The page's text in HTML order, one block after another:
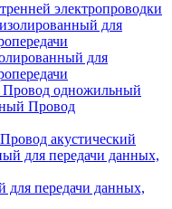
электропроводки
для
Провод одножильный
Провод
Провод акустический
передачи данных,